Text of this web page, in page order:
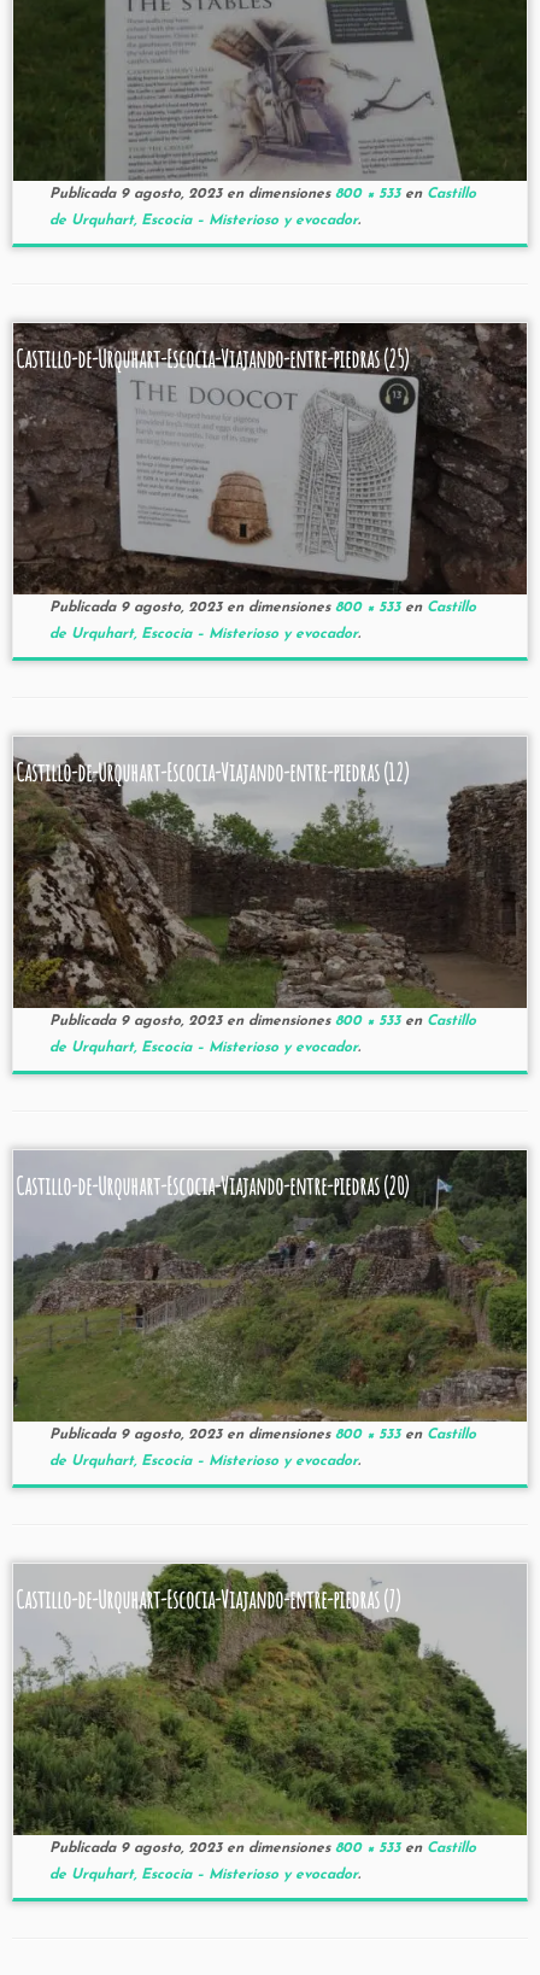
Publicada 9 agosto, 2023en dimensiones800 × 533enCastillo
de Urquhart, Escocia – Misterioso y evocador.
Castillo-de-Urquhart-Escocia-Viajando-entre-piedras (25)
Publicada 9 agosto, 2023en dimensiones800 × 533enCastillo
de Urquhart, Escocia – Misterioso y evocador.
Castillo-de-Urquhart-Escocia-Viajando-entre-piedras (12)
Publicada 9 agosto, 2023en dimensiones800 × 533enCastillo
de Urquhart, Escocia – Misterioso y evocador.
Castillo-de-Urquhart-Escocia-Viajando-entre-piedras (20)
Publicada 9 agosto, 2023en dimensiones800 × 533enCastillo
de Urquhart, Escocia – Misterioso y evocador.
Castillo-de-Urquhart-Escocia-Viajando-entre-piedras (7)
Publicada 9 agosto, 2023en dimensiones800 × 533enCastillo
de Urquhart, Escocia – Misterioso y evocador.